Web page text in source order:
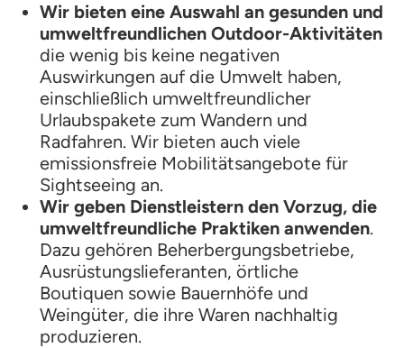
Wir bieten eine Auswahl an gesunden und
umweltfreundlichen Outdoor-Aktivitäten
die wenig bis keine negativen
Auswirkungen auf die Umwelt haben,
einschließlich umweltfreundlicher
Urlaubspakete zum Wandern und
Radfahren. Wir bieten auch viele
emissionsfreie Mobilitätsangebote für
Sightseeing an.
Wir geben Dienstleistern den Vorzug, die
umweltfreundliche Praktiken anwenden.
Dazu gehören Beherbergungsbetriebe,
Ausrüstungslieferanten, örtliche
Boutiquen sowie Bauernhöfe und
Weingüter, die ihre Waren nachhaltig
produzieren.